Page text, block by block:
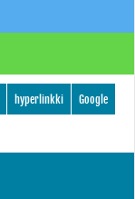
Google
hyperlinkki